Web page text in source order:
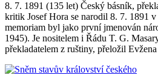
8. 7. 1891 (135 let) Český básník,
kritik Josef Hora se narodil 8. 7. 1891
memoriam byl jako první jmenován
1945). Je nositelem i Řádu T. G.
překladatelem z ruštiny, přeložil